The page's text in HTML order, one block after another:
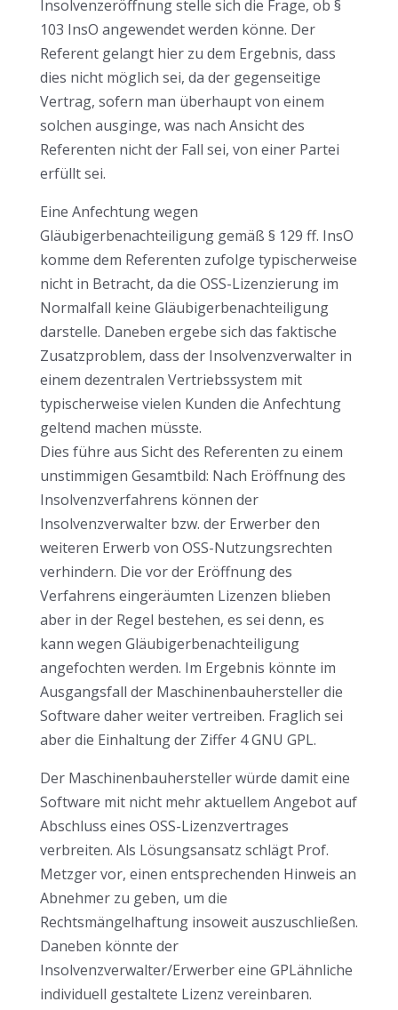
Insolvenzeröffnung stelle sich die Frage, ob §
103 InsO angewendet werden könne. Der
Referent gelangt hier zu dem Ergebnis, dass
dies nicht möglich sei, da der gegenseitige
Vertrag, sofern man überhaupt von einem
solchen ausginge, was nach Ansicht des
Referenten nicht der Fall sei, von einer Partei
erfüllt sei.
Eine Anfechtung wegen
Gläubigerbenachteiligung gemäß § 129 ff. InsO
komme dem Referenten zufolge typischerweise
nicht in Betracht, da die OSS-Lizenzierung im
Normalfall keine Gläubigerbenachteiligung
darstelle. Daneben ergebe sich das faktische
Zusatzproblem, dass der Insolvenzverwalter in
einem dezentralen Vertriebssystem mit
typischerweise vielen Kunden die Anfechtung
geltend machen müsste.
Dies führe aus Sicht des Referenten zu einem
unstimmigen Gesamtbild: Nach Eröffnung des
Insolvenzverfahrens können der
Insolvenzverwalter bzw. der Erwerber den
weiteren Erwerb von OSS-Nutzungsrechten
verhindern. Die vor der Eröffnung des
Verfahrens eingeräumten Lizenzen blieben
aber in der Regel bestehen, es sei denn, es
kann wegen Gläubigerbenachteiligung
angefochten werden. Im Ergebnis könnte im
Ausgangsfall der Maschinenbauhersteller die
Software daher weiter vertreiben. Fraglich sei
aber die Einhaltung der Ziffer 4 GNU GPL.
Der Maschinenbauhersteller würde damit eine
Software mit nicht mehr aktuellem Angebot auf
Abschluss eines OSS-Lizenzvertrages
verbreiten. Als Lösungsansatz schlägt Prof.
Metzger vor, einen entsprechenden Hinweis an
Abnehmer zu geben, um die
Rechtsmängelhaftung insoweit auszuschließen.
Daneben könnte der
Insolvenzverwalter/Erwerber eine GPLähnliche
individuell gestaltete Lizenz vereinbaren.